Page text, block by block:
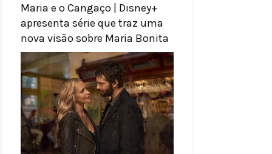
Maria e o Cangaço | Disney+
apresenta série que traz uma
nova visão sobre Maria Bonita